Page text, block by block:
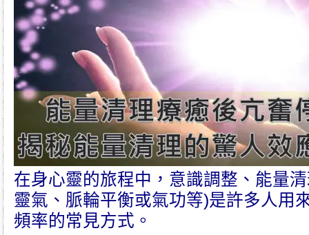
在身心靈的旅程中， 意識調整 、 能量
靈氣 、 脈輪平衡或氣功等)是許多人用
頻率的常見方式。